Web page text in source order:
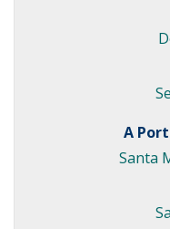
A
Santa